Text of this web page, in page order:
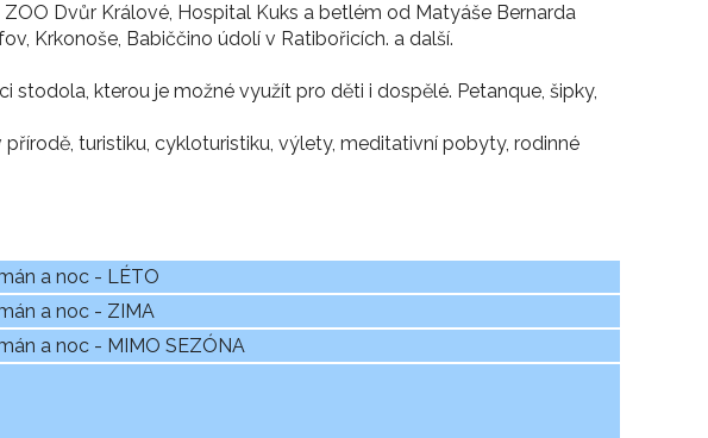
Dvůr Králové, Hospital Kuks a betlém od Matyáše Bernarda
Krkonoše, Babiččino údolí v Ratibořicích. a další.
stodola, kterou je možné využít pro děti i dospělé. Petanque, šipky,
turistiku, cykloturistiku, výlety, meditativní pobyty, rodinné
a noc - LÉTO
a noc - ZIMA
a noc - MIMO SEZÓNA